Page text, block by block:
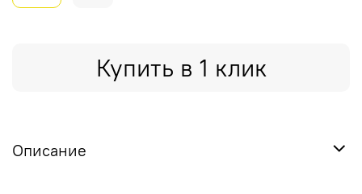
Купить в 1 клик
Описание